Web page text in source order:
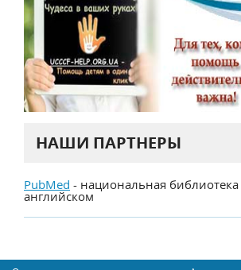
НАШИ ПАРТНЕРЫ
PubMed - национальная
английском